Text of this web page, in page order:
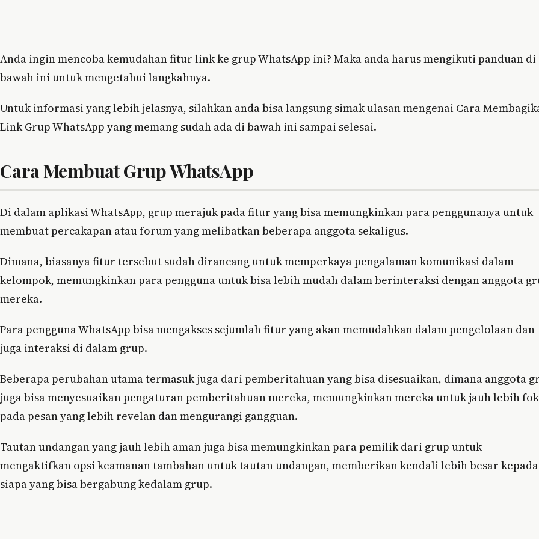
Anda ingin mencoba kemudahan fitur link ke grup WhatsApp ini? Maka anda harus mengikuti panduan di
bawah ini untuk mengetahui langkahnya.
Untuk informasi yang lebih jelasnya, silahkan anda bisa langsung simak ulasan mengenai Cara
Link Grup WhatsApp yang memang sudah ada di bawah ini sampai selesai.
Cara Membuat Grup WhatsApp
Di dalam aplikasi WhatsApp, grup merajuk pada fitur yang bisa memungkinkan para penggunanya untuk
membuat percakapan atau forum yang melibatkan beberapa anggota sekaligus.
Dimana, biasanya fitur tersebut sudah dirancang untuk memperkaya pengalaman komunikasi dalam
kelompok, memungkinkan para pengguna untuk bisa lebih mudah dalam berinteraksi dengan anggota
mereka.
Para pengguna WhatsApp bisa mengakses sejumlah fitur yang akan memudahkan dalam pengelolaan dan
juga interaksi di dalam grup.
Beberapa perubahan utama termasuk juga dari pemberitahuan yang bisa disesuaikan, dimana anggota
juga bisa menyesuaikan pengaturan pemberitahuan mereka, memungkinkan mereka untuk jauh lebih
pada pesan yang lebih revelan dan mengurangi gangguan.
Tautan undangan yang jauh lebih aman juga bisa memungkinkan para pemilik dari grup untuk
mengaktifkan opsi keamanan tambahan untuk tautan undangan, memberikan kendali lebih besar kepada
siapa yang bisa bergabung kedalam grup.